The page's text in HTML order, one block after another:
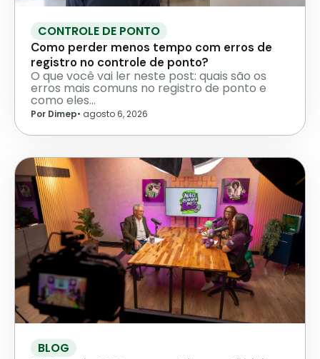
CONTROLE DE PONTO
Como perder menos tempo com erros de
registro no controle de ponto?
O que você vai ler neste post: quais são os
erros mais comuns no registro de ponto e
como eles…
Por Dimep• agosto 6, 2026
BLOG